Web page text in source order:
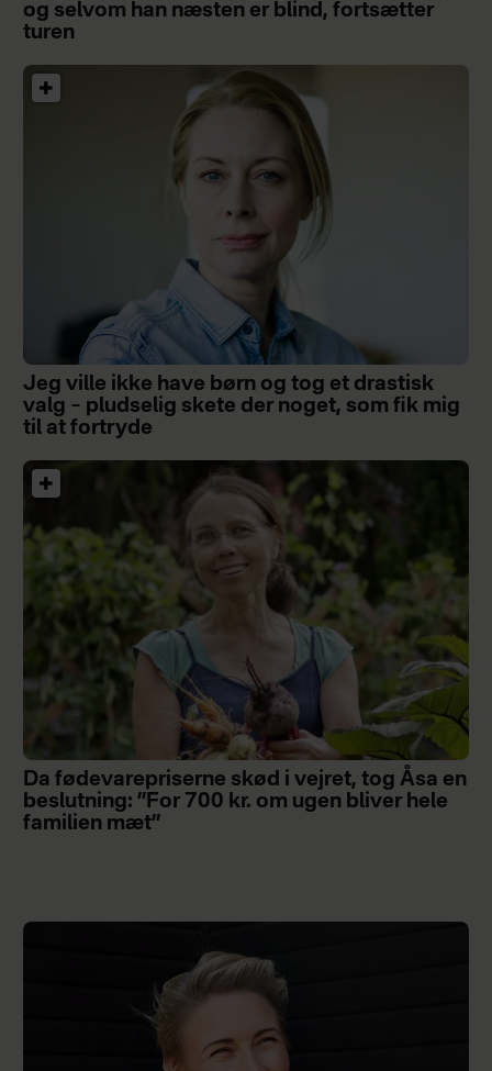
og selvom han næsten er blind, fortsætter
turen
Jeg ville ikke have børn og tog et drastisk
valg – pludselig skete der noget, som fik mig
til at fortryde
Da fødevarepriserne skød i vejret, tog Åsa en
beslutning: ”For 700 kr. om ugen bliver hele
familien mæt”